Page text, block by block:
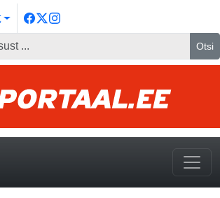
Otsi